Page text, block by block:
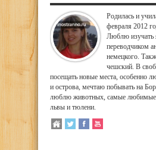
Родилась и
февраля 2012
Люблю изучать
переводчиком
немецкого.
чешский. В
посещать новые места, особенно
и острова, мечтаю побывать на
люблю животных, самые
львы и тюлени.